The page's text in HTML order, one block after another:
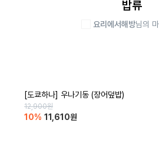
밥류
요리에서해방님의
[도쿄하나] 우나기동 (장어덮밥)
12,900원
10% 11,610원